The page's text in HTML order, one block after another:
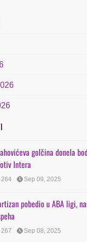
golčina donela
Intera
264 Sep 09, 2025
pobedio u ABA ligi,
267 Sep 08, 2025